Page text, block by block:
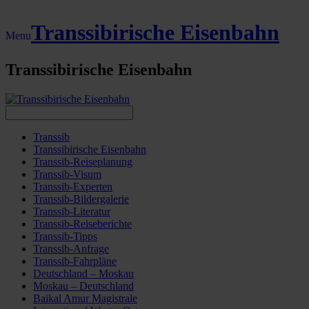
MenuTranssibirische Eisenbahn
Transsibirische Eisenbahn
Transsib
Transsibirische Eisenbahn
Transsib-Reiseplanung
Transsib-Visum
Transsib-Experten
Transsib-Bildergalerie
Transsib-Literatur
Transsib-Reiseberichte
Transsib-Tipps
Transsib-Anfrage
Transsib-Fahrpläne
Deutschland – Moskau
Moskau – Deutschland
Baikal Amur Magistrale